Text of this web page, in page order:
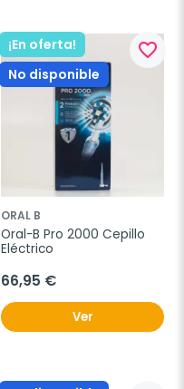
¡En oferta!
No disponible
favorite_border
ORAL B
Oral-B Pro 2000 Cepillo
Eléctrico
66,95 €
Ver